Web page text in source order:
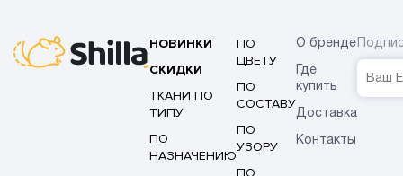
НОВИНКИ
СКИДКИ
ТКАНИ ПО
ТИПУ
ПО
НАЗНАЧЕНИЮ
ПО
ЦВЕТУ
ПО
СОСТАВУ
ПО
УЗОРУ
ПО
О бренде
Где
купить
Доставка
Контакты